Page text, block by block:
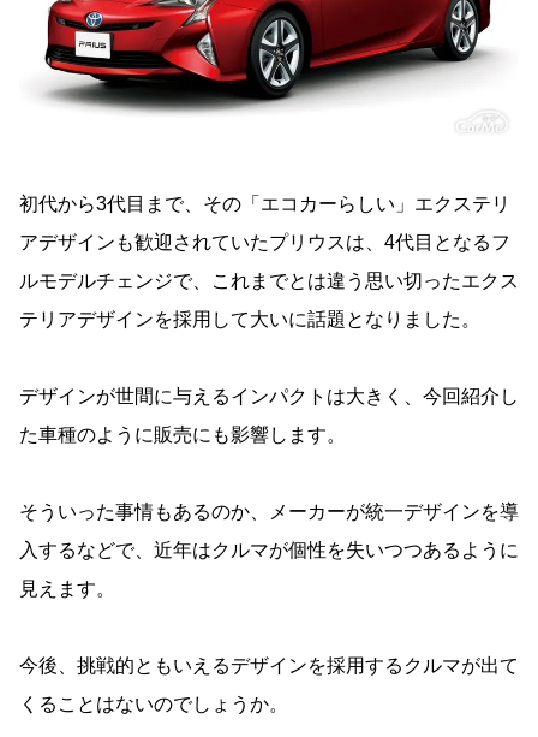
初代から3代目まで、その「エコカーらしい」エクステリ
アデザインも歓迎されていたプリウスは、4代目となるフ
ルモデルチェンジで、これまでとは違う思い切ったエクス
テリアデザインを採用して大いに話題となりました。
デザインが世間に与えるインパクトは大きく、今回紹介し
た車種のように販売にも影響します。
そういった事情もあるのか、メーカーが統一デザインを導
入するなどで、近年はクルマが個性を失いつつあるように
見えます。
今後、挑戦的ともいえるデザインを採用するクルマが出て
くることはないのでしょうか。